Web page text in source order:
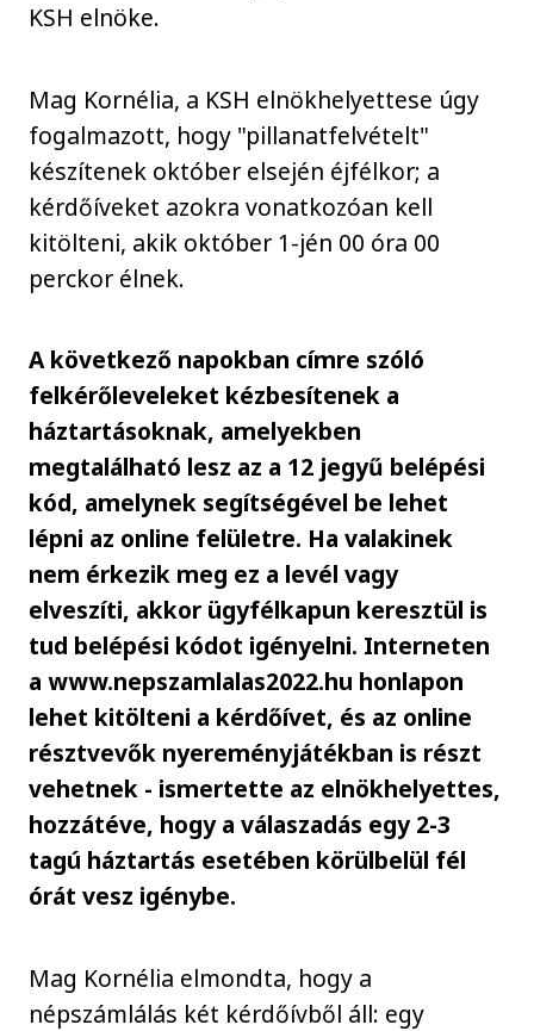
KSH elnöke.
Mag Kornélia, a KSH elnökhelyettese úgy
fogalmazott, hogy "pillanatfelvételt"
készítenek október elsején éjfélkor; a
kérdőíveket azokra vonatkozóan kell
kitölteni, akik október 1-jén 00 óra 00
perckor élnek.
A következő napokban címre szóló
felkérőleveleket kézbesítenek a
háztartásoknak, amelyekben
megtalálható lesz az a 12 jegyű belépési
kód, amelynek segítségével be lehet
lépni az online felületre. Ha valakinek
nem érkezik meg ez a levél vagy
elveszíti, akkor ügyfélkapun keresztül is
tud belépési kódot igényelni. Interneten
a www.nepszamlalas2022.hu honlapon
lehet kitölteni a kérdőívet, és az online
résztvevők nyereményjátékban is részt
vehetnek - ismertette az elnökhelyettes,
hozzátéve, hogy a válaszadás egy 2-3
tagú háztartás esetében körülbelül fél
órát vesz igénybe.
Mag Kornélia elmondta, hogy a
népszámlálás két kérdőívből áll: egy